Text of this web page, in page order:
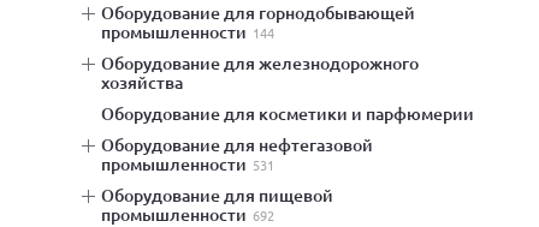
оборудование для горнодобывающей
промышленности 144
оборудование для железнодорожного
хозяйства
оборудование для косметики и парфюмерии
оборудование для нефтегазовой
промышленности 531
оборудование для пищевой
промышленности 692